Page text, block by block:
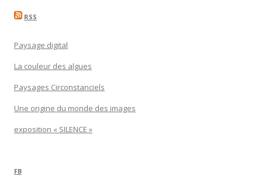
RSS
Paysage digital
La couleur des algues
Paysages Circonstanciels
Une origine du monde des images
exposition « SILENCE »
FB